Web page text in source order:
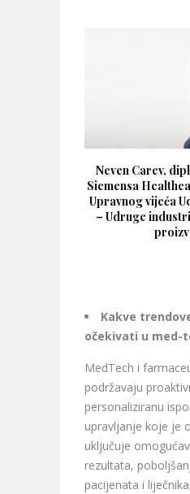
Neven Carev,
Siemensa
Upravnog vijeća
– Udruge
Kakve
očekivati u med-
MedTech i
podržavaju
personaliziranu
upravljanje koje je
uključuje
rezultata,
pacijenata i